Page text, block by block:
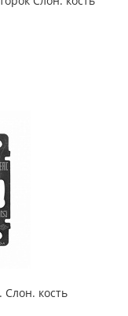
кость